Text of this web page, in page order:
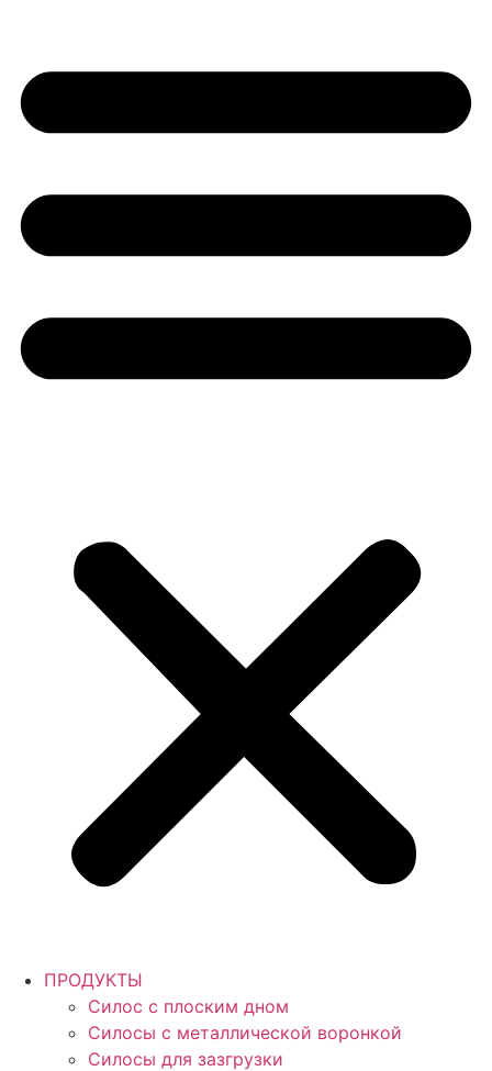
ПРОДУКТЫ
Силос с плоским дном
Силосы с металлической воронкой
Силосы для зазгрузки